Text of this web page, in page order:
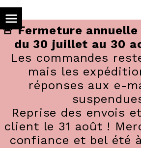
🚨 Fermeture
du 30 juillet au 30
Les commandes
mais les
réponses aux e-
Reprise des envois
client le 31 août !
confiance et bel été